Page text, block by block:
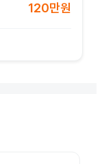
120만원